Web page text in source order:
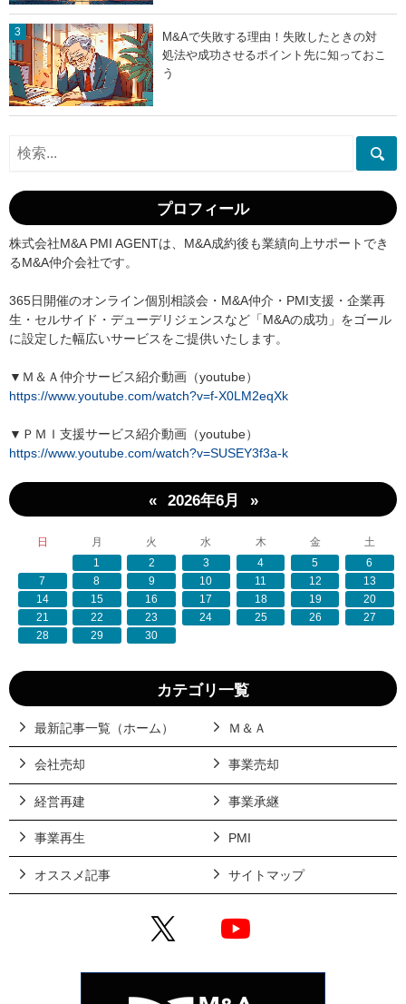
M&Aで失敗する理由！失敗したときの対
処法や成功させるポイント先に知っておこ
う
プロフィール
株式会社M&A PMI AGENTは、M&A成約後も業績向上サポートでき
るM&A仲介会社です。
365日開催のオンライン個別相談会・M&A仲介・PMI支援・企業再
生・セルサイド・デューデリジェンスなど「M&Aの成功」をゴール
に設定した幅広いサービスをご提供いたします。
▼Ｍ＆Ａ仲介サービス紹介動画（youtube）
https://www.youtube.com/watch?v=f-X0LM2eqXk
▼ＰＭＩ支援サービス紹介動画（youtube）
https://www.youtube.com/watch?v=SUSEY3f3a-k
« 2026年6月 »
日 月 火 水 木 金
土
1
2 3 4 5
6
7
8 9 10 11 12
13
14
15 16 17 18 19
20
21
22 23 24 25 26
27
28
29 30
カテゴリ一覧
最新記事一覧（ホーム） Ｍ＆Ａ
会社売却 事業売却
経営再建 事業承継
事業再生 PMI
オススメ記事 サイトマップ
X